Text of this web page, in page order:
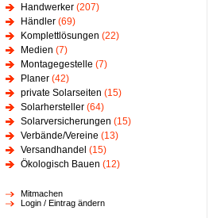
Handwerker (207)
Händler (69)
Komplettlösungen (22)
Medien (7)
Montagegestelle (7)
Planer (42)
private Solarseiten (15)
Solarhersteller (64)
Solarversicherungen (15)
Verbände/Vereine (13)
Versandhandel (15)
Ökologisch Bauen (12)
Mitmachen
Login / Eintrag ändern